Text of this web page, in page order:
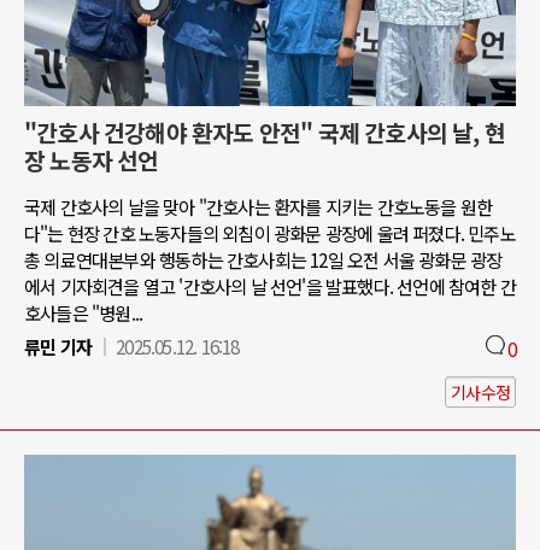
"간호사 건강해야 환자도 안전" 국제 간호사의 날, 현
장 노동자 선언
국제 간호사의 날을 맞아 "간호사는 환자를 지키는 간호노동을 원한
다"는 현장 간호 노동자들의 외침이 광화문 광장에 울려 퍼졌다. 민주노
총 의료연대본부와 행동하는 간호사회는 12일 오전 서울 광화문 광장
에서 기자회견을 열고 '간호사의 날 선언'을 발표했다. 선언에 참여한 간
호사들은 "병원...
류민 기자
2025.05.12. 16:18 0
기사수정